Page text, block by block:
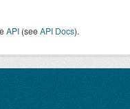
API (seeAPI Docs).